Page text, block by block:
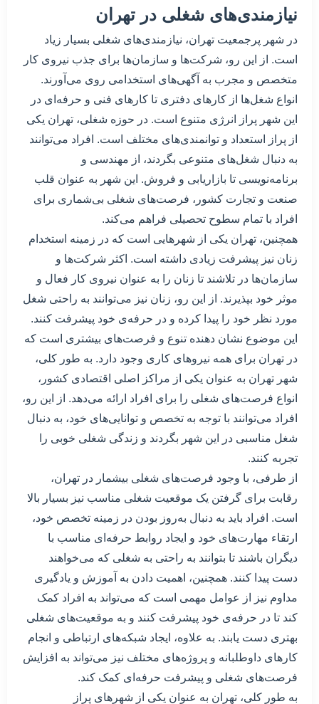
نیازمندی‌های شغلی در تهران
در شهر پرجمعیت تهران، نیازمندی‌های شغلی بسیار زیاد
است. از این رو، شرکت‌ها و سازمان‌ها برای جذب نیروی کار
متخصص و مجرب به آگهی‌های استخدامی روی می‌آورند.
انواع شغل‌ها از کارهای دفتری تا کارهای فنی و حرفه‌ای در
این شهر پراز انرژی متنوع است. در حوزه شغلی، تهران یکی
از پراز استعداد و توانمندی‌های مختلف است. افراد می‌توانند
به دنبال شغل‌های متنوعی بگردند، از مهندسی و
برنامه‌نویسی تا بازاریابی و فروش. این شهر به عنوان قلب
صنعت و تجارت کشور، فرصت‌های شغلی بی‌شماری برای
افراد با تمام سطوح تحصیلی فراهم می‌کند.
همچنین، تهران یکی از شهرهایی است که در زمینه استخدام
زنان نیز پیشرفت زیادی داشته است. اکثر شرکت‌ها و
سازمان‌ها در تلاشند تا زنان را به عنوان نیروی کار فعال و
موثر خود بپذیرند. از این رو، زنان نیز می‌توانند به راحتی شغل
مورد نظر خود را پیدا کرده و در حرفه‌ی خود پیشرفت کنند.
این موضوع نشان دهنده تنوع و فرصت‌های بیشتری است که
در تهران برای همه نیروهای کاری وجود دارد. به طور کلی،
شهر تهران به عنوان یکی از مراکز اصلی اقتصادی کشور،
انواع فرصت‌های شغلی را برای افراد ارائه می‌دهد. از این رو،
افراد می‌توانند با توجه به تخصص و توانایی‌های خود، به دنبال
شغل مناسبی در این شهر بگردند و زندگی شغلی خوبی را
تجربه کنند.
از طرفی، با وجود فرصت‌های شغلی بیشمار در تهران،
رقابت برای گرفتن یک موقعیت شغلی مناسب نیز بسیار بالا
است. افراد باید به دنبال به‌روز بودن در زمینه تخصص خود،
ارتقاء مهارت‌های خود و ایجاد روابط حرفه‌ای مناسب با
دیگران باشند تا بتوانند به راحتی به شغلی که می‌خواهند
دست پیدا کنند. همچنین، اهمیت دادن به آموزش و یادگیری
مداوم نیز از عوامل مهمی است که می‌تواند به افراد کمک
کند تا در حرفه‌ی خود پیشرفت کنند و به موقعیت‌های شغلی
بهتری دست یابند. به علاوه، ایجاد شبکه‌های ارتباطی و انجام
کارهای داوطلبانه و پروژه‌های مختلف نیز می‌تواند به افزایش
فرصت‌های شغلی و پیشرفت حرفه‌ای کمک کند.
به طور کلی، تهران به عنوان یکی از شهرهای پراز